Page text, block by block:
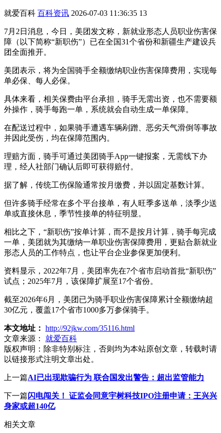
就爱百科 百科资讯 2026-07-03 11:36:35 13
7月2日消息，今日，美团发文称，新就业形态人员职业伤害保
障（以下简称“新职伤”）已在全国31个省份和新疆生产建设兵
团全面推开。
美团表示，将为全国骑手全额缴纳职业伤害保障费用，实现每
单必保、每人必保。
具体来看，相关保费由平台承担，骑手无需出资，也不需要额
外操作，骑手每跑一单，系统就会自动生成一单保障。
在配送过程中，如果骑手遭遇车辆剐蹭、恶劣天气滑倒等事故
并因此受伤，均在保障范围内。
理赔方面，骑手可通过美团骑手App一键报案，无需线下办
理，经人社部门确认后即可获得赔付。
据了解，传统工伤保险通常按月缴费，并以固定基数计算。
但许多骑手经常在多个平台接单，有人旺季多送单，淡季少送
单或直接休息，季节性接单的特征明显。
相比之下，“新职伤”按单计算，而不是按月计算，骑手每完成
一单，美团就为其缴纳一单职业伤害保障费用，更贴合新就业
形态人员的工作特点，也让平台企业参保更加便利。
资料显示，2022年7月，美团率先在7个省市启动首批“新职伤”
试点；2025年7月，该保障扩展至17个省份。
截至2026年6月，美团已为骑手职业伤害保障累计全额缴纳超
30亿元，覆盖17个省市1000多万参保骑手。
本文地址： http://92jkw.com/35116.html
文章来源：
就爱百科
版权声明： 除非特别标注，否则均为本站原创文章，转载时请
以链接形式注明文章出处。
上一篇AI已出现欺骗行为 联合国发出警告：超出监管能力
下一篇闪电闯关！ 证监会同意宇树科技IPO注册申请：王兴兴
身家或超140亿
相关文章